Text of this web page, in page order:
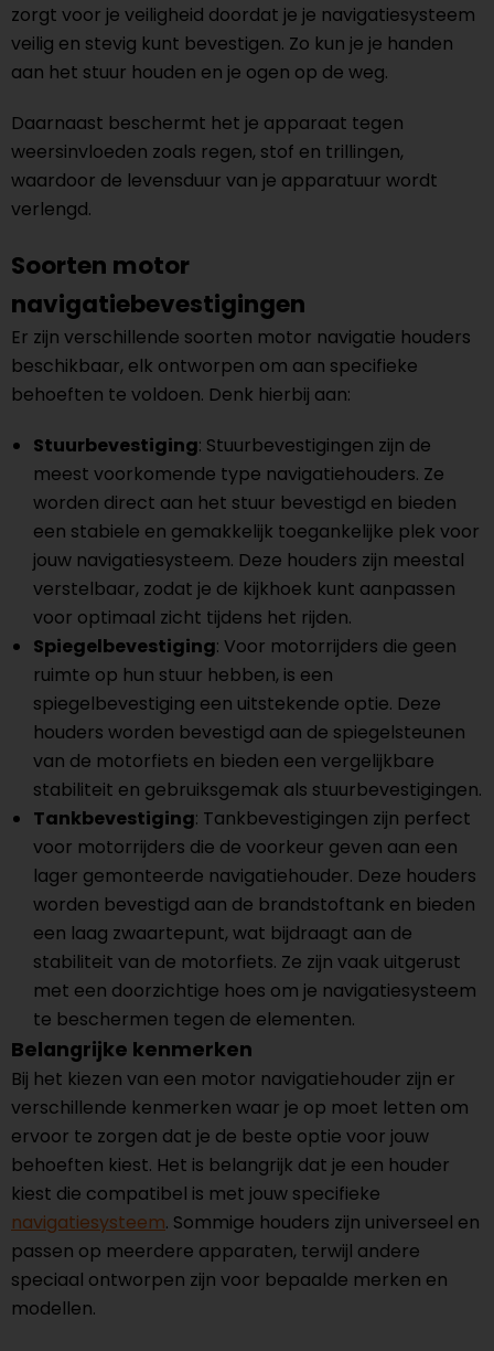
zorgt voor je veiligheid doordat je je navigatiesysteem
veilig en stevig kunt bevestigen. Zo kun je je handen
aan het stuur houden en je ogen op de weg.
Daarnaast beschermt het je apparaat tegen
weersinvloeden zoals regen, stof en trillingen,
waardoor de levensduur van je apparatuur wordt
verlengd.
Soorten motor
navigatiebevestigingen
Er zijn verschillende soorten motor navigatie houders
beschikbaar, elk ontworpen om aan specifieke
behoeften te voldoen. Denk hierbij aan:
Stuurbevestiging: Stuurbevestigingen zijn de
meest voorkomende type navigatiehouders. Ze
worden direct aan het stuur bevestigd en bieden
een stabiele en gemakkelijk toegankelijke plek voor
jouw navigatiesysteem. Deze houders zijn meestal
verstelbaar, zodat je de kijkhoek kunt aanpassen
voor optimaal zicht tijdens het rijden.
Spiegelbevestiging: Voor motorrijders die geen
ruimte op hun stuur hebben, is een
spiegelbevestiging een uitstekende optie. Deze
houders worden bevestigd aan de spiegelsteunen
van de motorfiets en bieden een vergelijkbare
stabiliteit en gebruiksgemak als stuurbevestigingen.
Tankbevestiging: Tankbevestigingen zijn perfect
voor motorrijders die de voorkeur geven aan een
lager gemonteerde navigatiehouder. Deze houders
worden bevestigd aan de brandstoftank en bieden
een laag zwaartepunt, wat bijdraagt aan de
stabiliteit van de motorfiets. Ze zijn vaak uitgerust
met een doorzichtige hoes om je navigatiesysteem
te beschermen tegen de elementen.
Belangrijke kenmerken
Bij het kiezen van een motor navigatiehouder zijn er
verschillende kenmerken waar je op moet letten om
ervoor te zorgen dat je de beste optie voor jouw
behoeften kiest. Het is belangrijk dat je een houder
kiest die compatibel is met jouw specifieke
navigatiesysteem. Sommige houders zijn universeel en
passen op meerdere apparaten, terwijl andere
speciaal ontworpen zijn voor bepaalde merken en
modellen.